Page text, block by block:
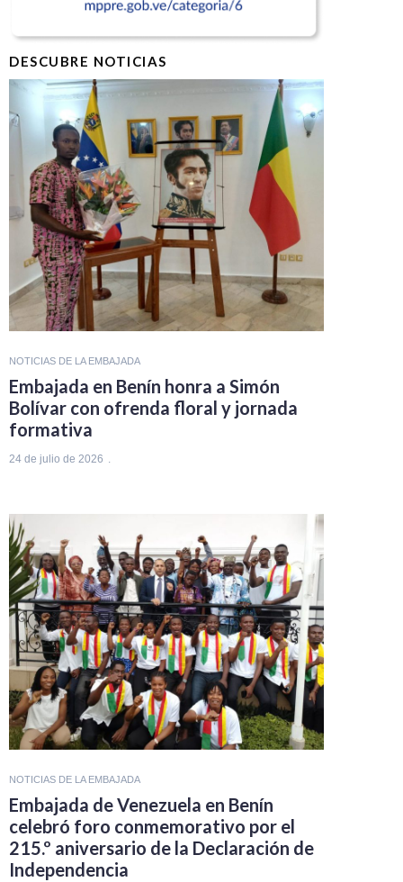
DESCUBRE NOTICIAS
NOTICIAS DE LA EMBAJADA
Embajada en Benín honra a Simón
Bolívar con ofrenda floral y jornada
formativa
24 de julio de 2026
NOTICIAS DE LA EMBAJADA
Embajada de Venezuela en Benín
celebró foro conmemorativo por el
215.º aniversario de la Declaración de
Independencia